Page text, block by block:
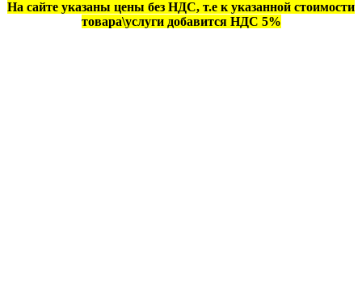
На сайте указаны цены без НДС, т.е к указанной стоимости
товара\услуги добавится НДС 5%